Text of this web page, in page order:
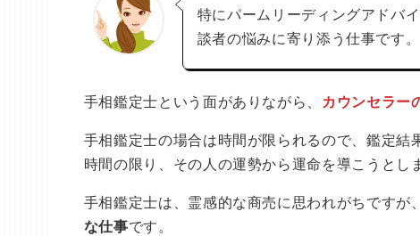
特にパームリーディングアドバ
談者の悩みに寄り添う仕事です。
手相鑑定士という面がありながら、 カウンセラー
手相鑑定士の場合は時間が限られるので、鑑定
時間の限り、その人の運勢から運命を導こうとし
手相鑑定士は、霊感的な商売に思われがちですが
な仕事です。